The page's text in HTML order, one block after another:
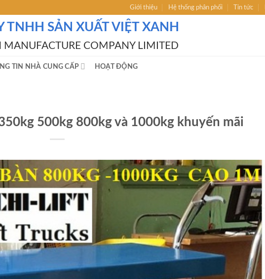
Giới thiệu Hệ thống phân phối Tin tức
TNHH SẢN XUẤT VIỆT XANH
MANUFACTURE COMPANY LIMITED
TIN NHÀ CUNG CẤP HOẠT ĐỘNG
500kg 800kg và 1000kg khuyến mãi